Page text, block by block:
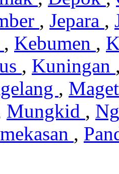
, Jepara ,
, Kebumen ,
, Kuningan
,
Mungkid ,
,